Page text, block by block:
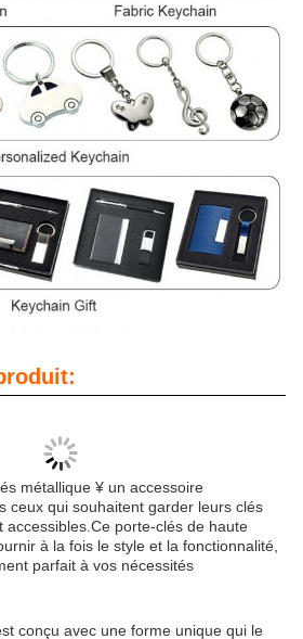
métallique ¥ un accessoire
ceux qui souhaitent garder leurs clés
accessibles.Ce porte-clés de haute
à la fois le style et la fonctionnalité,
parfait à vos nécessités
conçu avec une forme unique qui le